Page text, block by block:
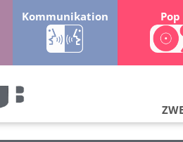
Kommunikation Pop